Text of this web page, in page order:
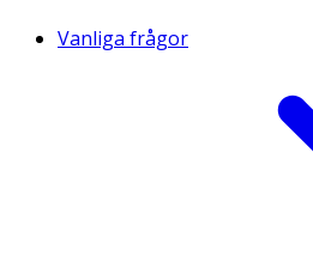
Vanliga frågor